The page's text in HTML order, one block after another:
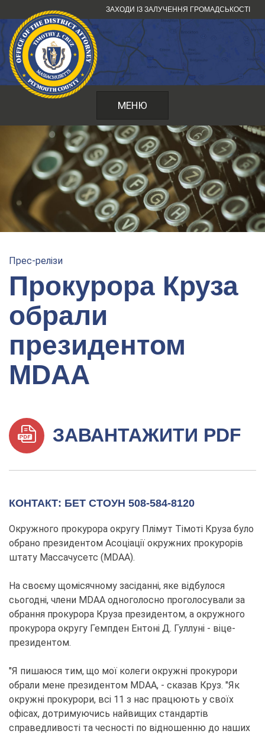
до
змісту
ЗАХОДИ ІЗ ЗАЛУЧЕННЯ ГРОМАДСЬКОСТІ
МЕНЮ
Прес-релізи
Прокурора Круза
обрали
президентом
MDAA
ЗАВАНТАЖИТИ PDF
КОНТАКТ: БЕТ СТОУН 508-584-8120
Окружного прокурора округу Плімут Тімоті Круза було
обрано президентом Асоціації окружних прокурорів
штату Массачусетс (MDAA).
На своєму щомісячному засіданні, яке відбулося
сьогодні, члени MDAA одноголосно проголосували за
обрання прокурора Круза президентом, а окружного
прокурора округу Гемпден Ентоні Д. Гуллуні - віце-
президентом.
"Я пишаюся тим, що мої колеги окружні прокурори
обрали мене президентом MDAA, - сказав Круз. "Як
окружні прокурори, всі 11 з нас працюють у своїх
офісах, дотримуючись найвищих стандартів
справедливості та чесності по відношенню до наших